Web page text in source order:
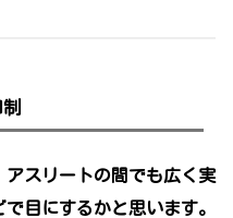
スリートの間でも広く実
目にするかと思います。